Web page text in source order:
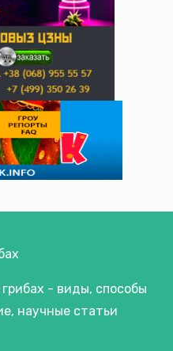
- виды, способы
научные статьи